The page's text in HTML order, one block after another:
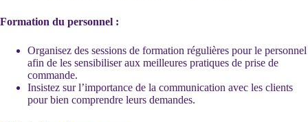
Formation du personnel :
Organisez des sessions de formation régulières pour le personnel
afin de les sensibiliser aux meilleures pratiques de prise de
commande.
Insistez sur l’importance de la communication avec les clients
pour bien comprendre leurs demandes.